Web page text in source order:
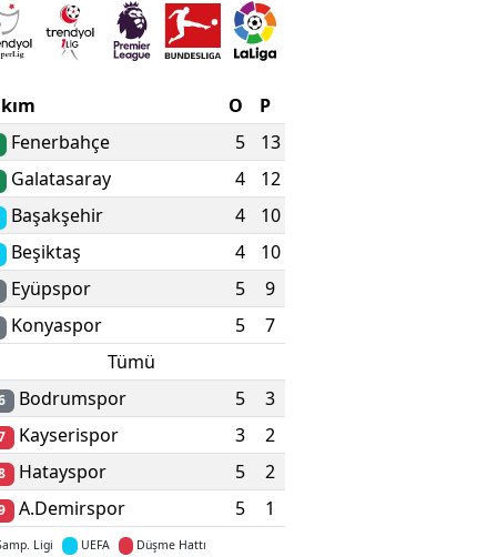
O P
Fenerbahçe 5 13
Galatasaray 4 12
Başakşehir 4 10
Beşiktaş 4 10
Eyüpspor 5 9
Konyaspor 5
7
Tümü
Bodrumspor 5 3
Kayserispor 3 2
Hatayspor 5 2
A.Demirspor 5 1
Ligi UEFA Düşme Hattı